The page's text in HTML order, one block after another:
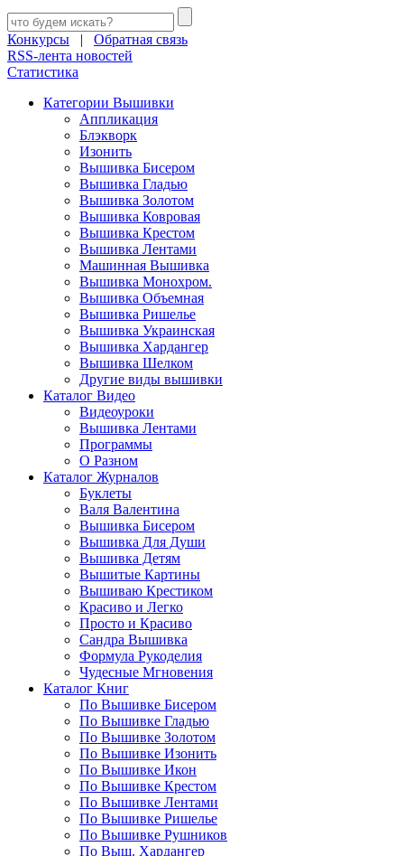
Конкурсы | Обратная связь
RSS-лента новостей
Статистика
Категории Вышивки
Аппликация
Блэкворк
Изонить
Вышивка Бисером
Вышивка Гладью
Вышивка Золотом
Вышивка Ковровая
Вышивка Крестом
Вышивка Лентами
Машинная Вышивка
Вышивка Монохром.
Вышивка Объемная
Вышивка Ришелье
Вышивка Украинская
Вышивка Хардангер
Вышивка Шелком
Другие виды вышивки
Каталог Видео
Видеоуроки
Вышивка Лентами
Программы
О Разном
Каталог Журналов
Буклеты
Валя Валентина
Вышивка Бисером
Вышивка Для Души
Вышивка Детям
Вышитые Картины
Вышиваю Крестиком
Красиво и Легко
Просто и Красиво
Сандра Вышивка
Формула Рукоделия
Чудесные Мгновения
Каталог Книг
По Вышивке Бисером
По Вышивке Гладью
По Вышивке Золотом
По Вышивке Изонить
По Вышивке Икон
По Вышивке Крестом
По Вышивке Лентами
По Вышивке Ришелье
По Вышивке Рушников
По Выш. Хардангер